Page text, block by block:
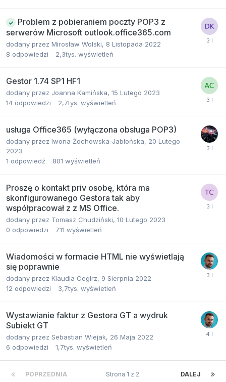
Problem z pobieraniem poczty POP3 z
serwerów Microsoft outlook.office365.com
dodany przez Mirosław Wolski, 8 Listopada 2022
8 odpowiedzi 2,3tys. wyświetleń
Gestor 1.74 SP1 HF1
dodany przez Joanna Kamińska, 15 Lutego 2023
14 odpowiedzi 2,7tys. wyświetleń
usługa Office365 (wyłączona obsługa POP3)
dodany przez Iwona Żochowska-Jabłońska, 20 Lutego
2023
1 odpowiedź 801 wyświetleń
Proszę o kontakt priv osobę, która ma
skonfigurowanego Gestora tak aby
współpracował z z MS Office.
dodany przez Tomasz Chudziński, 10 Lutego 2023
0 odpowiedzi 711 wyświetleń
Wiadomości w formacie HTML nie wyświetlają
się poprawnie
dodany przez Klaudia Ceglrz, 9 Sierpnia 2022
12 odpowiedzi 3,7tys. wyświetleń
Wystawianie faktur z Gestora GT a wydruk
Subiekt GT
dodany przez Sebastian Wiejak, 26 Maja 2022
6 odpowiedzi 1,7tys. wyświetleń
POPRZEDNIA DALEJ
Strona 1 z 2